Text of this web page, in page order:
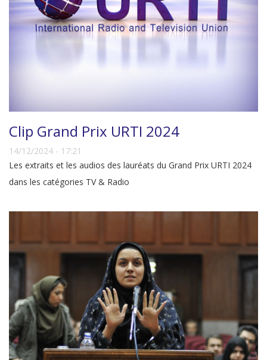
Clip Grand Prix URTI 2024
14/12/2024 - 17:21
Les extraits et les audios des lauréats du Grand Prix URTI 2024
dans les catégories TV & Radio